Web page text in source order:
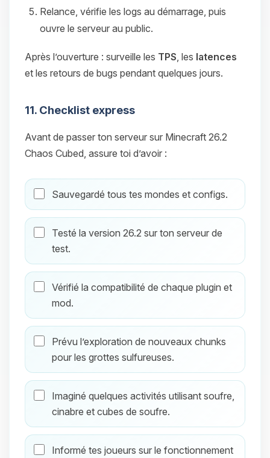
Relance, vérifie les logs au démarrage, puis
ouvre le serveur au public.
Après l’ouverture : surveille les TPS , les latences
et les retours de bugs pendant quelques jours.
11. Checklist express
Avant de passer ton serveur sur Minecraft 26.2
Chaos Cubed, assure toi d’avoir :
Sauvegardé tous tes mondes et configs.
Testé la version 26.2 sur ton serveur de
test.
Vérifié la compatibilité de chaque plugin et
mod.
Prévu l’exploration de nouveaux chunks
pour les grottes sulfureuses.
Imaginé quelques activités utilisant soufre,
cinabre et cubes de soufre.
Informé tes joueurs sur le fonctionnement